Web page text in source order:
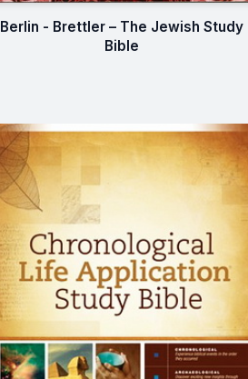
Berlin - Brettler – The Jewish Study
Bible